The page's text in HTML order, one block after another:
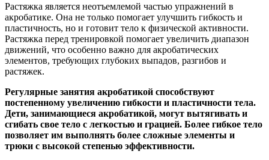
Растяжка является неотъемлемой частью упражнений в
акробатике. Она не только помогает улучшить гибкость и
пластичность, но и готовит тело к физической активности.
Растяжка перед тренировкой помогает увеличить диапазон
движений, что особенно важно для акробатических
элементов, требующих глубоких выпадов, разгибов и
растяжек.
Регулярные занятия акробатикой способствуют
постепенному увеличению гибкости и пластичности тела.
Дети, занимающиеся акробатикой, могут вытягивать и
сгибать свое тело с легкостью и грацией. Более гибкое тело
позволяет им выполнять более сложные элементы и
трюки с высокой степенью эффективности.